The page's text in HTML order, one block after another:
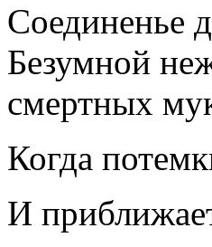
Соединенье
Безумной
смертных
Когда
И